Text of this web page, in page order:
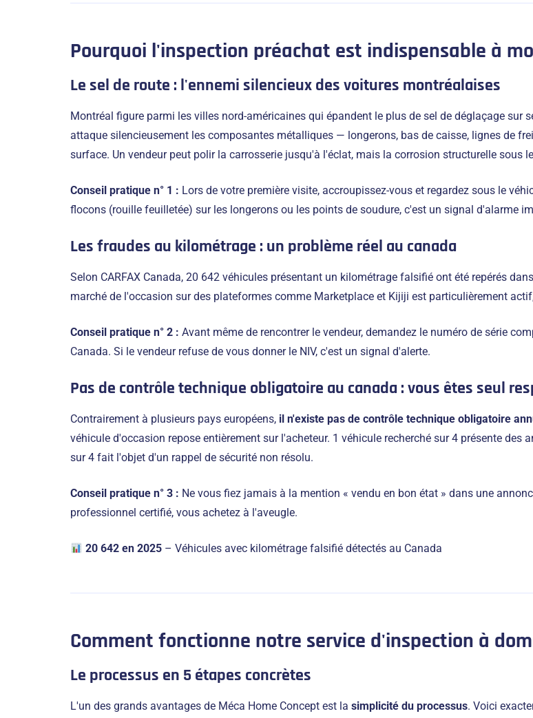
Pourquoi l'inspection préachat est indispensable à
Le sel de route : l'ennemi silencieux des voitures montréalaises
Montréal figure parmi les villes nord-américaines qui épandent le plus de sel de déglaçage sur
attaque silencieusement les composantes métalliques — longerons, bas de caisse, lignes de
surface. Un vendeur peut polir la carrosserie jusqu'à l'éclat, mais la corrosion structurelle sous
Conseil pratique n° 1 : Lors de votre première visite, accroupissez-vous et regardez sous le
flocons (rouille feuilletée) sur les longerons ou les points de soudure, c'est un signal d'alarme
Les fraudes au kilométrage : un problème réel au canada
Selon CARFAX Canada, 20 642 véhicules présentant un kilométrage falsifié ont été repérés
marché de l'occasion sur des plateformes comme Marketplace et Kijiji est particulièrement
Conseil pratique n° 2 : Avant même de rencontrer le vendeur, demandez le numéro de série
Canada. Si le vendeur refuse de vous donner le NIV, c'est un signal d'alerte.
Pas de contrôle technique obligatoire au canada : vous êtes seul
Contrairement à plusieurs pays européens, il n'existe pas de contrôle technique obligatoire
véhicule d'occasion repose entièrement sur l'acheteur. 1 véhicule recherché sur 4 présente
sur 4 fait l'objet d'un rappel de sécurité non résolu.
Conseil pratique n° 3 : Ne vous fiez jamais à la mention « vendu en bon état » dans une
professionnel certifié, vous achetez à l'aveugle.
20 642 en 2025 – Véhicules avec kilométrage falsifié détectés au Canada
Comment fonctionne notre service d'inspection à
Le processus en 5 étapes concrètes
L'un des grands avantages de Méca Home Concept est la simplicité du processus. Voici